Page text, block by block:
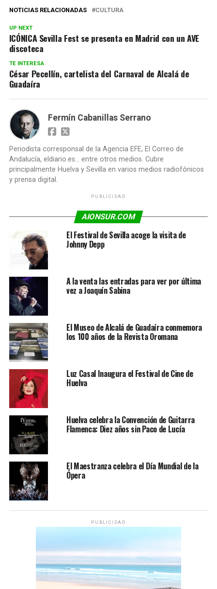
NOTICIAS RELACIONADAS CULTURA
UP NEXT
ICÓNICA Sevilla Fest se presenta en Madrid con un AVE
discoteca
TE INTERESA
César Pecellín, cartelista del Carnaval de Alcalá de
Guadaíra
Fermín Cabanillas Serrano
Periodista corresponsal de la Agencia EFE, El Correo de
Andalucía, eldiario.es... entre otros medios. Cubre
principalmente Huelva y Sevilla en varios medios radiofónicos
y prensa digital.
PUBLICIDAD
AIONSUR.COM
El Festival de Sevilla acoge la visita de
Johnny Depp
A la venta las entradas para ver por última
vez a Joaquín Sabina
El Museo de Alcalá de Guadaíra conmemora
los 100 años de la Revista Oromana
Luz Casal Inaugura el Festival de Cine de
Huelva
Huelva celebra la Convención de Guitarra
Flamenca: Diez años sin Paco de Lucía
El Maestranza celebra el Día Mundial de la
Ópera
PUBLICIDAD